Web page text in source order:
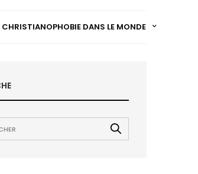
CHRISTIANOPHOBIE DANS LE MONDE